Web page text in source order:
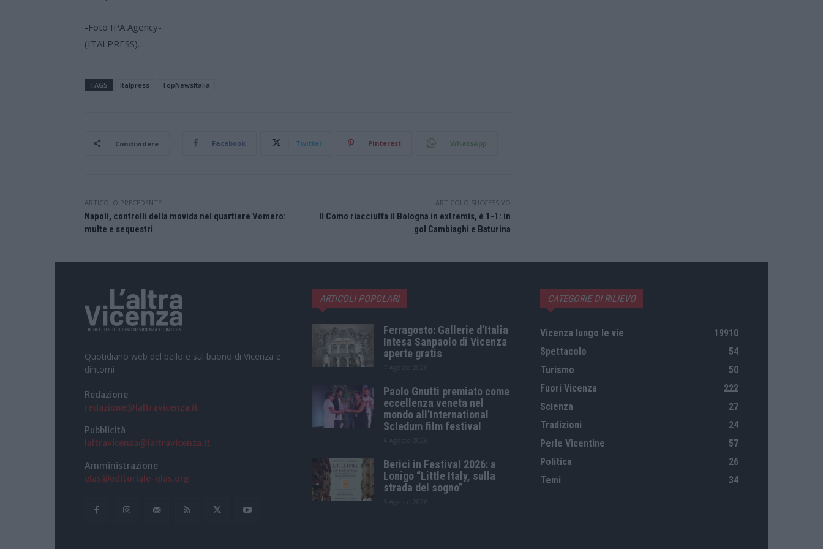
-Foto IPA Agency-
(ITALPRESS).
TAGS Italpress TopNewsItalia
Condividere Facebook Twitter Pinterest WhatsApp
ARTICOLO PRECEDENTE
Napoli, controlli della movida nel quartiere Vomero:
multe e sequestri
ARTICOLO SUCCESSIVO
Il Como riacciuffa il Bologna in extremis, è 1-1: in
gol Cambiaghi e Baturina
Quotidiano web del bello e sul buono di Vicenza e
dintorni
Redazione
redazione@laltravicenza.it
Pubblicità
laltravicenza@laltravicenza.it
Amministrazione
elas@editoriale-elas.org
ARTICOLI POPOLARI
Ferragosto: Gallerie d’Italia
Intesa Sanpaolo di Vicenza
aperte gratis
Paolo Gnutti premiato come
eccellenza veneta nel
mondo all’International
Scledum film festival
Berici in Festival 2026: a
Lonigo “Little Italy, sulla
strada del sogno”
CATEGORIE DI RILIEVO
Vicenza lungo le vie
19910
Spettacolo
54
Turismo
50
Fuori Vicenza
222
Scienza
27
Tradizioni
24
Perle Vicentine
57
Politica
26
Temi
34